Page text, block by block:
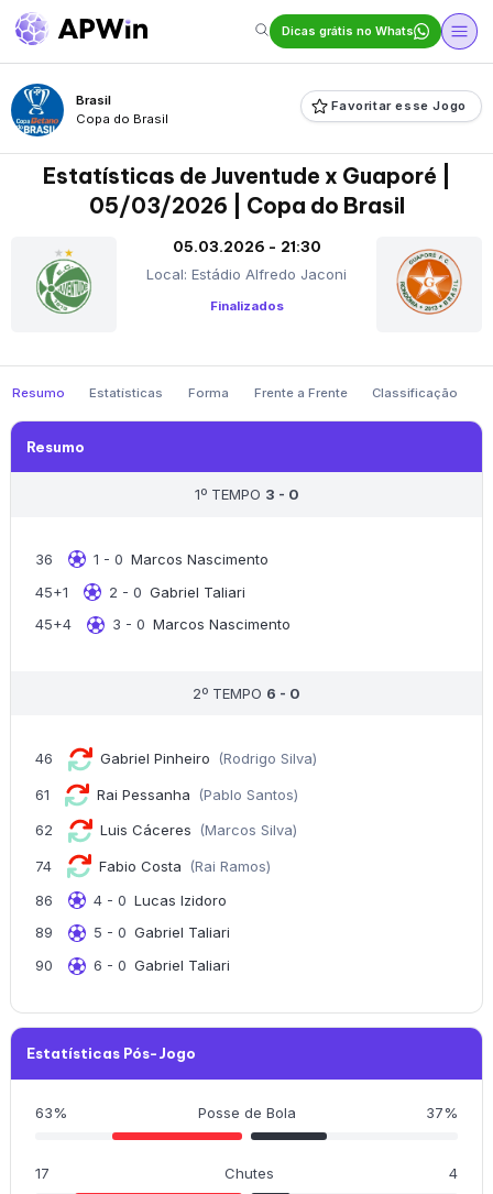
Dicas grátis no Whats
Brasil
Copa do Brasil
Favoritar esse Jogo
Estatísticas de Juventude x Guaporé |
05/03/2026 | Copa do Brasil
05.03.2026 - 21:30
Local: Estádio Alfredo Jaconi
Finalizados
Resumo Estatísticas Forma Frente a Frente Classificação
Resumo
1º TEMPO 3 - 0
36 1 - 0 Marcos Nascimento
45+1
2 - 0 Gabriel Taliari
45+4
3 - 0 Marcos Nascimento
2º TEMPO 6 - 0
46 Gabriel Pinheiro (Rodrigo Silva)
61 Rai Pessanha (Pablo Santos)
62 Luis Cáceres (Marcos Silva)
74 Fabio Costa
(Rai Ramos)
86
4 - 0 Lucas Izidoro
89
5 - 0 Gabriel Taliari
90
6 - 0 Gabriel Taliari
Estatísticas Pós-Jogo
63% Posse de Bola 37%
17 Chutes 4